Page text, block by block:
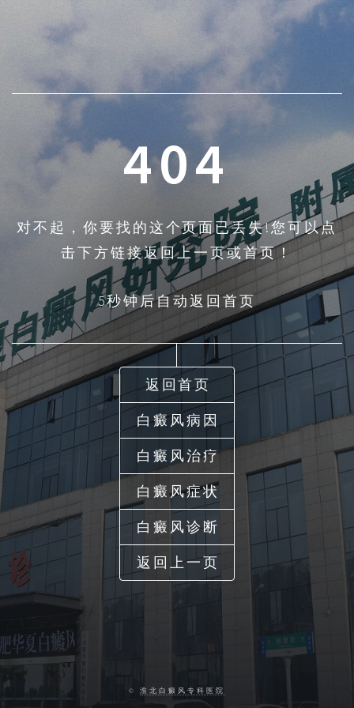
404
对不起，你要找的这个页面已丢失!您可以点
击下方链接返回上一页或首页！
5秒钟后自动返回首页
返回首页
白癜风病因
白癜风治疗
白癜风症状
白癜风诊断
返回上一页
©淮北白癜风专科医院